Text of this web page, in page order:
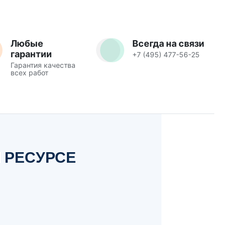
Любые
гарантии
Гарантия качества
всех работ
Всегда на связи
+7 (495) 477-56-25